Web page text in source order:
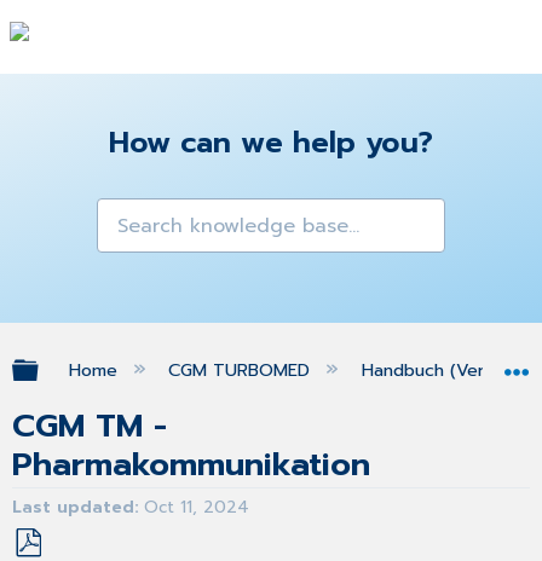
How can we help you?
Expand/collapse global hierarchy
Home CGM TURBOMED Handbuch (Version
CGM TM -
Pharmakommunikation
Last updated Oct 11, 2024